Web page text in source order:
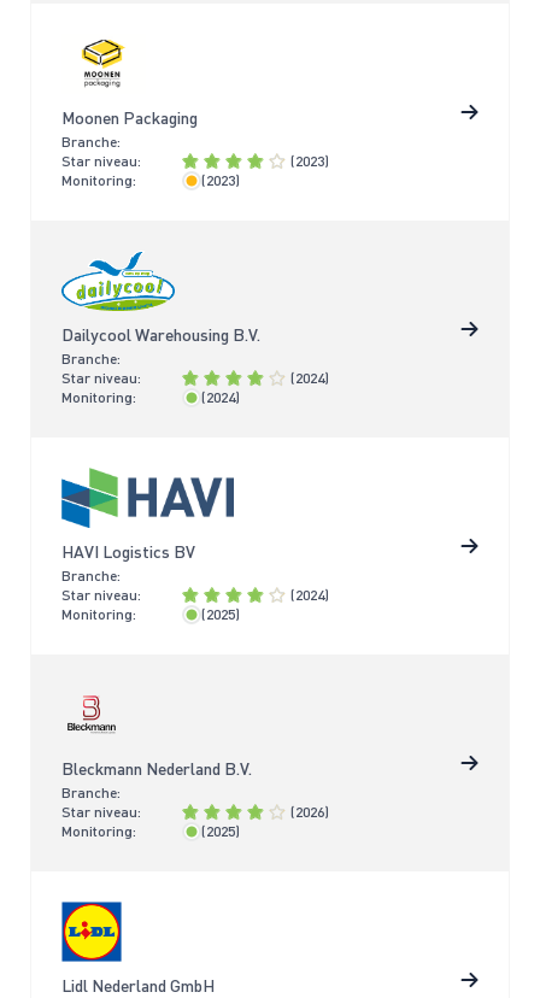
Moonen Packaging
Branche:
Star niveau:
(2023)
Monitoring:
< 4 jaar
(2023)
Dailycool Warehousing B.V.
Branche:
Star niveau:
(2024)
Monitoring:
< 2 jaar
(2024)
HAVI Logistics BV
Branche:
Star niveau:
(2024)
Monitoring:
< 2 jaar
(2025)
Bleckmann Nederland B.V.
Branche:
Star niveau:
(2026)
Monitoring:
< 2 jaar
(2025)
Lidl Nederland GmbH